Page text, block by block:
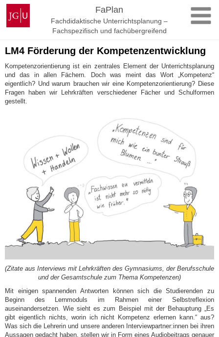
Zum
Inhalt
springen
Johannes
Gutenberg-
Universität
FaPlan
Fachdidaktische Unterrichtsplanung –
Fachspezifisch und fachübergreifend
LM4 Förderung der Kompetenzentwicklung
Kompetenzorientierung ist ein zentrales Element der Unterrichtsplanung
und das in allen Fächern. Doch was meint das Wort „Kompetenz“
eigentlich? Und warum brauchen wir eine Kompetenzorientierung? Diese
Fragen haben wir Lehrkräften verschiedener Fächer und Schulformen
gestellt.
(Zitate aus Interviews mit Lehrkräften des Gymnasiums, der Berufsschule
und der Gesamtschule zum Thema Kompetenzen)
Mit einigen spannenden Antworten können sich die Studierenden zu
Beginn des Lernmoduls im Rahmen einer Selbstreflexion
auseinandersetzen. Wie sieht es zum Beispiel mit der Behauptung „Es
gibt eigentlich nichts, worin ich nicht Kompetenz erlernen kann.“ aus?
Was sich die Lehrerin und unsere anderen Interviewpartner:innen bei ihren
Aussagen gedacht haben, stellen wir in Form eines Audiobeitrags genauer